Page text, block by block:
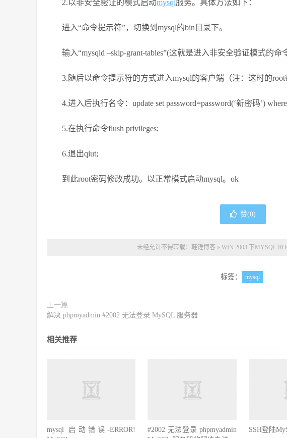
2.以非安全验证的模式启动mysql服务。具体方法如下：
进入“命令提示符”，切换到mysql的bin目录下。
输入“mysqld –skip-grant-tables”(这就是进入非安全验证模式的命
3.随后以命令提示符的方式进入mysql的客户端（注：这时的root
4.进入后执行名令：update set password=password(‘新密码’) where
5.在执行命令flush privileges;
6.退出qiut;
到此root密码修改成功。以正常模式启动mysql。ok
赞(0)
未经允许不得转载： 鞋锤博客 » WIN 2003 下MYSQL
标签： mysql
上一篇
解决 phpmyadmin #2002 无法登录 MySQL 服务器
相关推荐
mysql 启动错误-ERROR!
#2002 无法登录 phpmyadmin
SSH登陆